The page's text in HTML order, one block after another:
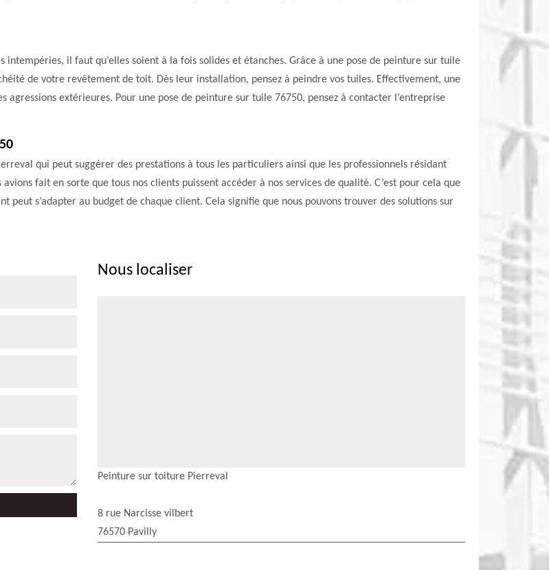
il faut qu’elles soient à la fois solides et étanches. Grâce à une pose de peinture sur tuile
de votre revêtement de toit. Dès leur installation, pensez à peindre vos tuiles. Effectivement, une
extérieures. Pour une pose de peinture sur tuile 76750, pensez à contacter l’entreprise
qui peut suggérer des prestations à tous les particuliers ainsi que les professionnels résidant
fait en sorte que tous nos clients puissent accéder à nos services de qualité. C’est pour cela que
peut s’adapter au budget de chaque client. Cela signifie que nous pouvons trouver des solutions sur
Nous localiser
Peinture sur toiture Pierreval
8 rue Narcisse vilbert
76570 Pavilly